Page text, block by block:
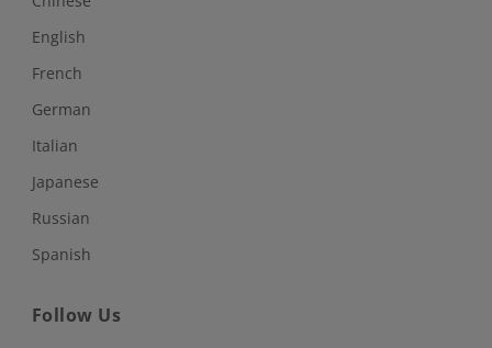
English
French
German
Italian
Japanese
Russian
Spanish
Follow Us